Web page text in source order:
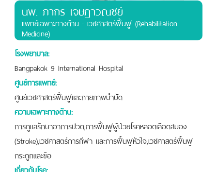
นพ. ภากร เจษฎาวณิชย์
เเพทย์เฉพาะทางด้าน : เวชศาสตร์ฟื้นฟู (Rehabilitation
Medicine)
โรงพยาบาล:
Bangpakok 9 International Hospital
ศูนย์การแพทย์:
ศูนย์เวชศาสตร์ฟื้นฟูและกายภาพบำบัด
ความเฉพาะทางด้าน:
การดูแลรักษาอาการปวด,การฟื้นฟูผู้ป่วยโรคหลอดเลือดสมอง
(Stroke),เวชศาสตร์การกีฬา และการฟื้นฟูหัวใจ,เวชศาสตร์ฟื้นฟู
กระดูกและข้อ
เกี่ยวกับโรค: